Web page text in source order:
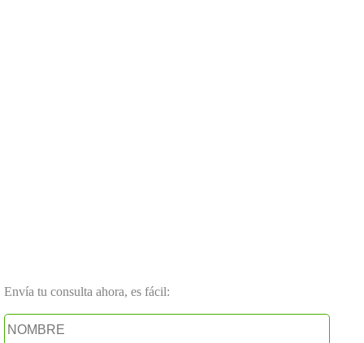
Envía tu consulta ahora, es fácil: